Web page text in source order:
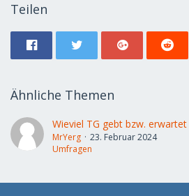
Teilen
Ähnliche Themen
Wieviel TG gebt bzw.
MrYerg
23. Februar 2024
Umfragen